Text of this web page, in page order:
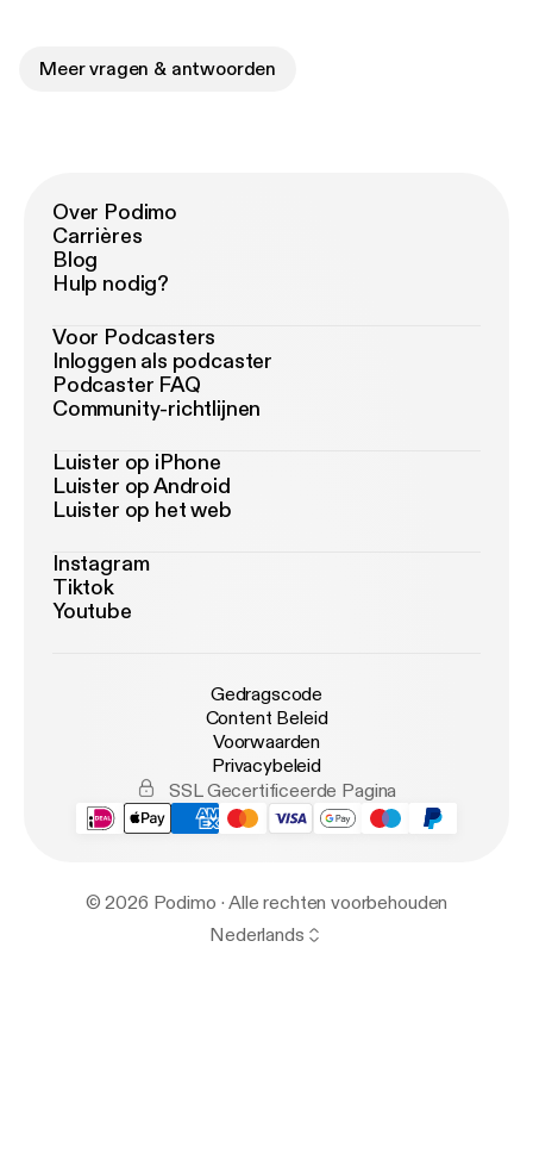
Meer vragen & antwoorden
Over Podimo
Carrières
Blog
Hulp nodig?
Voor Podcasters
Inloggen als podcaster
Podcaster FAQ
Community-richtlijnen
Luister op iPhone
Luister op Android
Luister op het web
Instagram
Tiktok
Youtube
Gedragscode
Content Beleid
Voorwaarden
Privacybeleid
SSL Gecertificeerde Pagina
© 2026 Podimo · Alle rechten voorbehouden
Nederlands